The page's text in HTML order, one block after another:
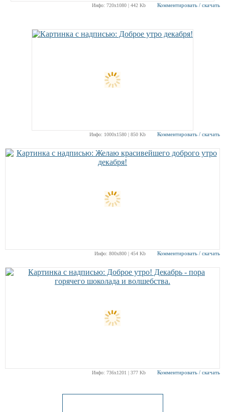
Инфо: 720х1080 | 442 Kb Комментировать / скачать
Инфо: 1000х1580 | 850 Kb Комментировать / скачать
Инфо: 800х800 | 454 Kb Комментировать / скачать
Инфо: 736х1201 | 377 Kb Комментировать / скачать